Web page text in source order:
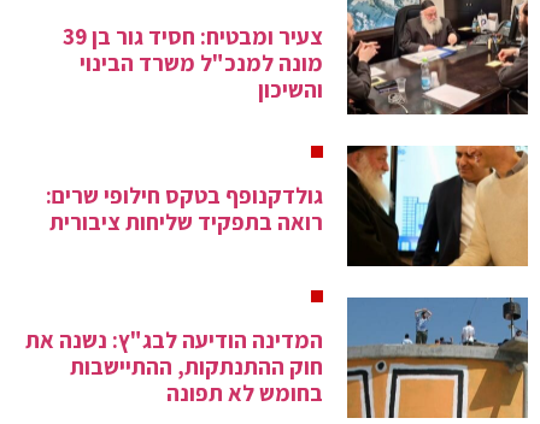
צעיר ומבטיח: חסיד גור בן 39
מונה למנכ"ל משרד הבינוי
והשיכון
גולדקנופף בטקס חילופי שרים:
רואה בתפקיד שליחות ציבורית
המדינה הודיעה לבג"ץ: נשנה את
חוק ההתנתקות, ההתיישבות
בחומש לא תפונה